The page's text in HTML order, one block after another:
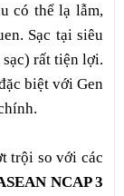
có thể lạ lẫm,
Sạc tại siêu
rất tiện lợi.
biệt với Gen
trội so với các
NCAP 3